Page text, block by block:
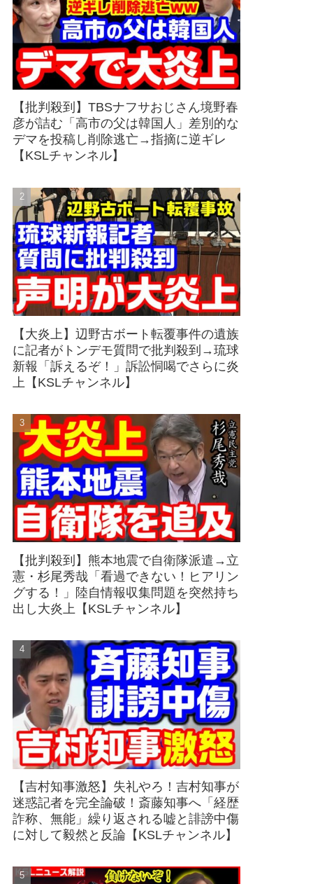
【批判殺到】TBSナフサおじさん境野春
彦が詰む「高市の父は韓国人」差別的な
デマを投稿し削除逃亡→指摘に逆ギレ
【KSLチャンネル】
【大炎上】辺野古ボート転覆事件の遺族
に記者がトンデモ質問で批判殺到→琉球
新報「訴えるぞ！」訴訟恫喝でさらに炎
上【KSLチャンネル】
【批判殺到】熊本地震で自衛隊派遣→立
憲・杉尾秀哉「看過できない！ヒアリン
グする！」陸自情報収集問題を突然持ち
出し大炎上【KSLチャンネル】
【吉村知事激怒】失礼やろ！吉村知事が
迷惑記者を完全論破！斎藤知事へ「経歴
詐称、無能」繰り返される嘘と誹謗中傷
に対して毅然と反論【KSLチャンネル】